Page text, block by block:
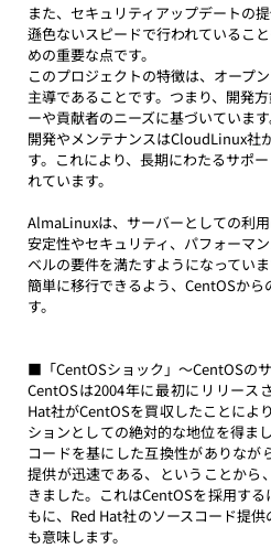
また、セキュリティアップデートの
遜色ないスピードで行われているこ
めの重要な点です。
このプロジェクトの特徴は、オープ
主導であることです。つまり、開発
ーや貢献者のニーズに基づいていま
開発やメンテナンスはCloudLinux社
す。これにより、長期にわたるサポ
れています。
AlmaLinuxは、サーバーとしての利用
安定性やセキュリティ、パフォーマ
ベルの要件を満たすようになってい
簡単に移行できるよう、CentOSから
す。
■「CentOSショック」〜CentOSの
CentOSは2004年に最初にリリース
Hat社がCentOSを買収したことによ
ションとしての絶対的な地位を得ま
コードを基にした互換性がありなが
提供が迅速である、ということから
きました。これはCentOSを採用す
もに、Red Hat社のソースコード提
も意味します。